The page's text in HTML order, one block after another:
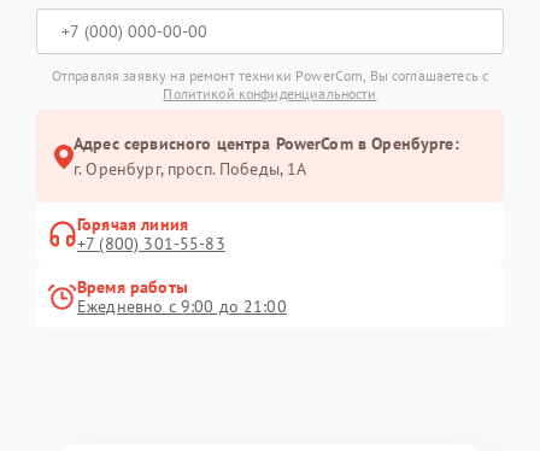
Отправляя заявку на ремонт техники PowerCom, Вы соглашаетесь с
Политикой конфиденциальности
Адрес сервисного центра PowerCom в Оренбурге:
г. Оренбург, просп. Победы, 1А
Горячая линия
+7 (800) 301-55-83
Время работы
Ежедневно с 9:00 до 21:00